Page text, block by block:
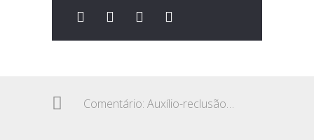
Comentário: Auxílio-reclusão e o conceito de baixa renda